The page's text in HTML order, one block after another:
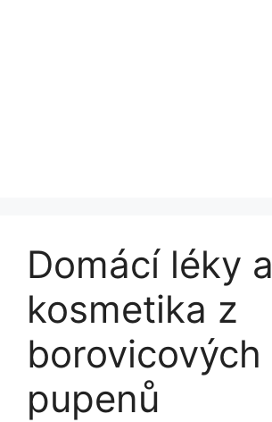
Domácí léky a
kosmetika z
borovicových
pupenů